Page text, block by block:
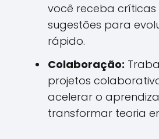
você receba críticas
sugestões para
rápido.
Colaboração:
projetos
acelerar o
transformar teoria